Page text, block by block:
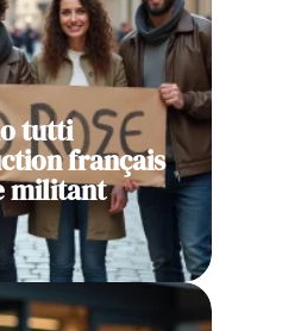
tutti
français
militant